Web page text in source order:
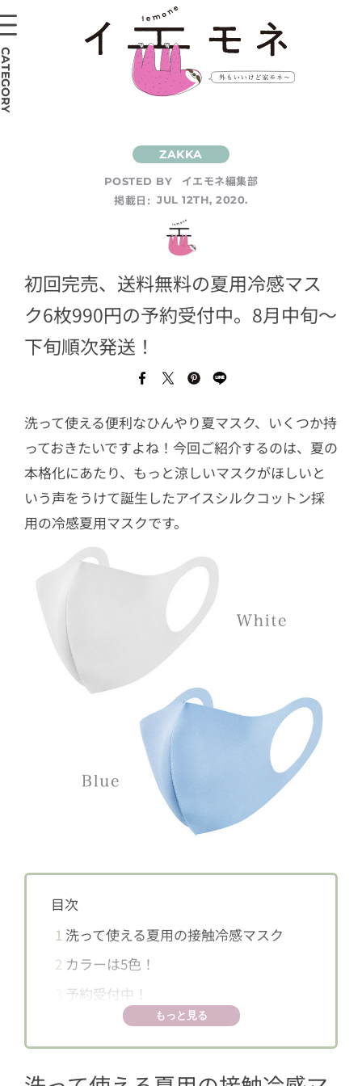
POSTED BY
イエモネ編集部
掲載日: JUL 12TH, 2020.
初回完売、送料無料の夏用冷感マス
ク6枚990円の予約受付中。8月中旬〜
下旬順次発送！
洗って使える便利なひんやり夏マスク、いくつか持
っておきたいですよね！今回ご紹介するのは、夏の
本格化にあたり、もっと涼しいマスクがほしいと
いう声をうけて誕生したアイスシルクコットン採
用の冷感夏用マスクです。
目次
1 洗って使える夏用の接触冷感マスク
2 カラーは5色！
予約受付中！
もっと見る